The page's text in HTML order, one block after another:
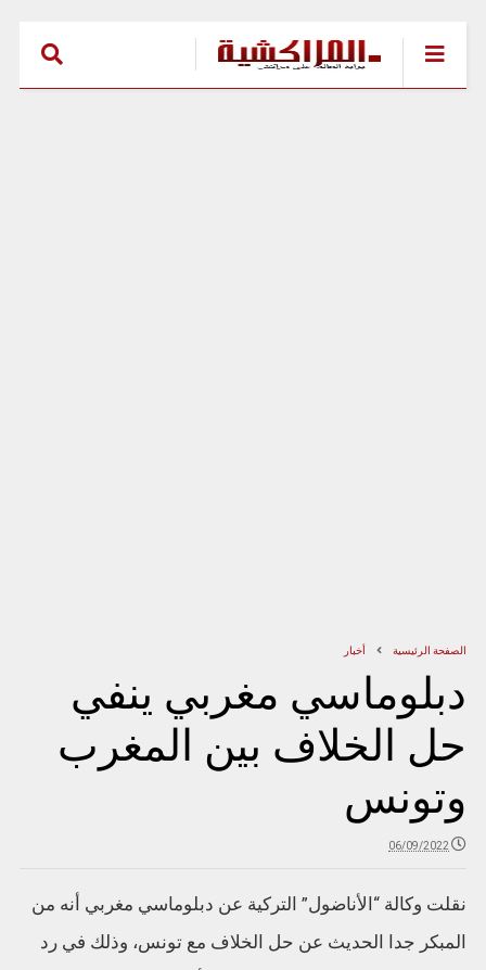
الصفحة الرئيسية أخبار
دبلوماسي مغربي ينفي
حل الخلاف بين المغرب
وتونس
06/09/2022
نقلت وكالة “الأناضول” التركية عن دبلوماسي مغربي أنه من
المبكر جدا الحديث عن حل الخلاف مع تونس، وذلك في رد